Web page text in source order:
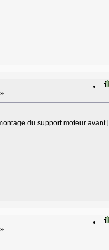
du support moteur